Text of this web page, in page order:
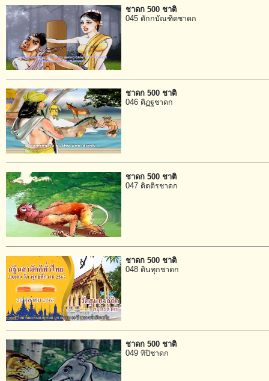
ชาดก 500 ชาติ
045 ตักกบัณฑิตชาดก
ชาดก 500 ชาติ
046 ติฏฐชาดก
ชาดก 500 ชาติ
047 ติตติรชาดก
ชาดก 500 ชาติ
048 ตินทุกชาดก
ชาดก 500 ชาติ
049 ทิปิชาดก